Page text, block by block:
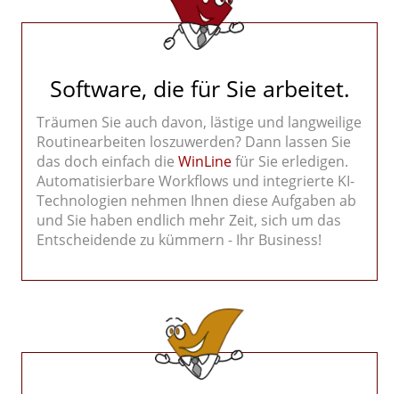
Software, die für Sie arbeitet.
Träumen Sie auch davon, lästige und langweilige
Routinearbeiten loszuwerden? Dann lassen Sie
das doch einfach die WinLinefür Sie erledigen.
Automatisierbare Workflows und integrierte KI-
Technologien nehmen Ihnen diese Aufgaben ab
und Sie haben endlich mehr Zeit, sich um das
Entscheidende zu kümmern - Ihr Business!